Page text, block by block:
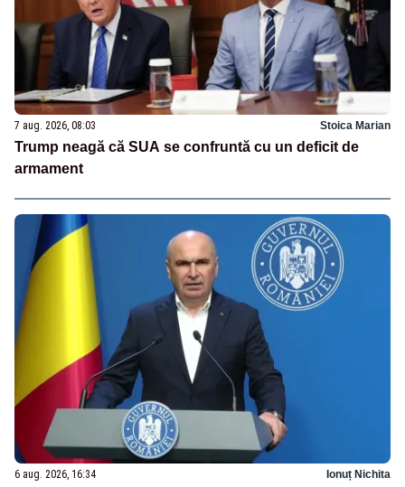
7 aug. 2026, 08:03 Stoica Marian
Trump neagă că SUA se confruntă cu un deficit de
armament
6 aug. 2026, 16:34 Ionuț Nichita